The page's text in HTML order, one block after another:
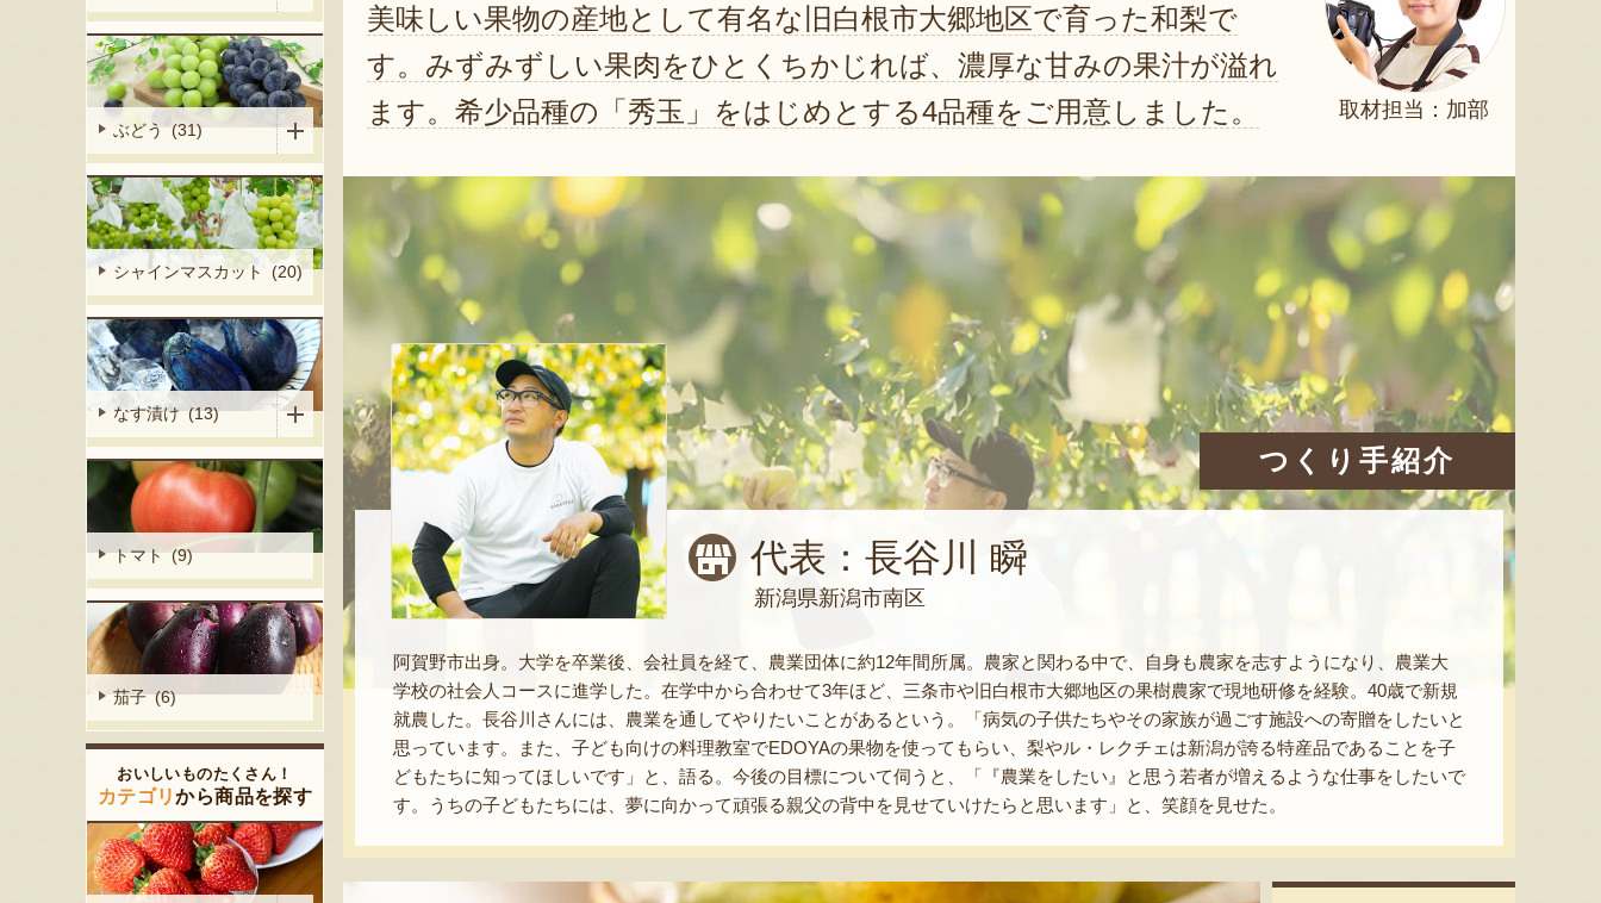
取材担当：加部
美味しい果物の産地として有名な旧白根市大郷地区で育った和梨で
す。みずみずしい果肉をひとくちかじれば、濃厚な甘みの果汁が溢れ
ます。希少品種の「秀玉」をはじめとする4品種をご用意しました。
つくり手紹介
代表：長谷川 瞬
新潟県新潟市南区
阿賀野市出身。大学を卒業後、会社員を経て、農業団体に約12年間所属。農家と関わる中で、自身も農家を志すようになり、農業大
学校の社会人コースに進学した。在学中から合わせて3年ほど、三条市や旧白根市大郷地区の果樹農家で現地研修を経験。40歳で新規
就農した。長谷川さんには、農業を通してやりたいことがあるという。「病気の子供たちやその家族が過ごす施設への寄贈をしたいと
思っています。また、子ども向けの料理教室でEDOYAの果物を使ってもらい、梨やル・レクチェは新潟が誇る特産品であることを子
どもたちに知ってほしいです」と、語る。今後の目標について伺うと、「『農業をしたい』と思う若者が増えるような仕事をしたいで
す。うちの子どもたちには、夢に向かって頑張る親父の背中を見せていけたらと思います」と、笑顔を見せた。
ぶどう (31)
シャインマスカット (20)
なす漬け (13)
トマト (9)
茄子 (6)
おいしいものたくさん！
カテゴリから商品を探す